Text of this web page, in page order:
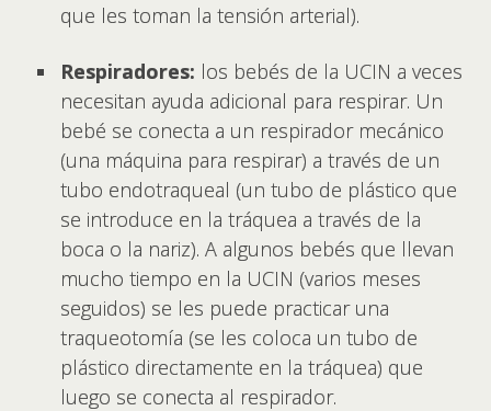
que les toman la tensión arterial).
Respiradores: los bebés de la UCIN a veces
necesitan ayuda adicional para respirar. Un
bebé se conecta a un respirador mecánico
(una máquina para respirar) a través de un
tubo endotraqueal (un tubo de plástico que
se introduce en la tráquea a través de la
boca o la nariz). A algunos bebés que llevan
mucho tiempo en la UCIN (varios meses
seguidos) se les puede practicar una
traqueotomía (se les coloca un tubo de
plástico directamente en la tráquea) que
luego se conecta al respirador.